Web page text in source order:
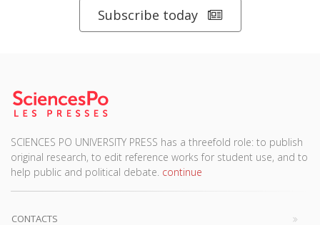
Subscribe today
SCIENCES PO UNIVERSITY PRESS has a threefold role: to publish
original research, to edit reference works for student use, and to
help public and political debate. continue
CONTACTS